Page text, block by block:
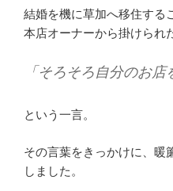
結婚を機に草加へ移住する
本店オーナーから掛けられ
「そろそろ自分のお店
という一言。
その言葉をきっかけに、暖
しました。